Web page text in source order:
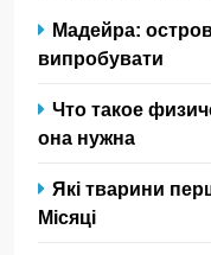
Мадейра:
випробувати
Что такое
она нужна
Які тварини
Місяці